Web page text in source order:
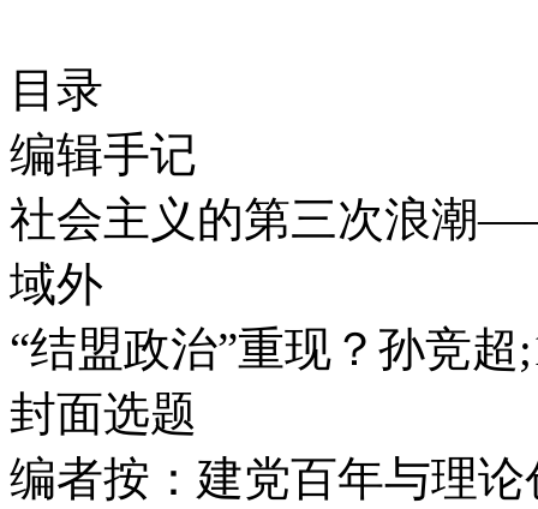
目录
编辑手记
社会主义的第三次浪潮
域外
“结盟政治”重现？孙竞超
封面选题
编者按：建党百年与理论